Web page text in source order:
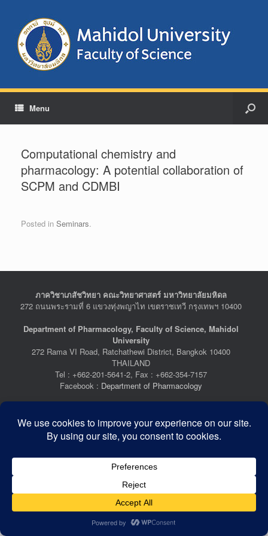
Menu
Computational chemistry and
pharmacology: A potential collaboration of
SCPM and CDMBI
Posted in Seminars.
ภาควิชาเภสัชวิทยา คณะวิทยาศาสตร์ มหาวิทยาลัยมหิดล
272 ถนนพระรามที่ 6 แขวงทุ่งพญาไท เขตราชเทวี กรุงเทพฯ 10400
Department of Pharmacology, Faculty of Science, Mahidol
University
272 Rama VI Road, Ratchathewi District, Bangkok 10400
THAILAND
Tel : +662-201-5641-2, Fax : +662-354-7157
Facebook : Department of Pharmacology